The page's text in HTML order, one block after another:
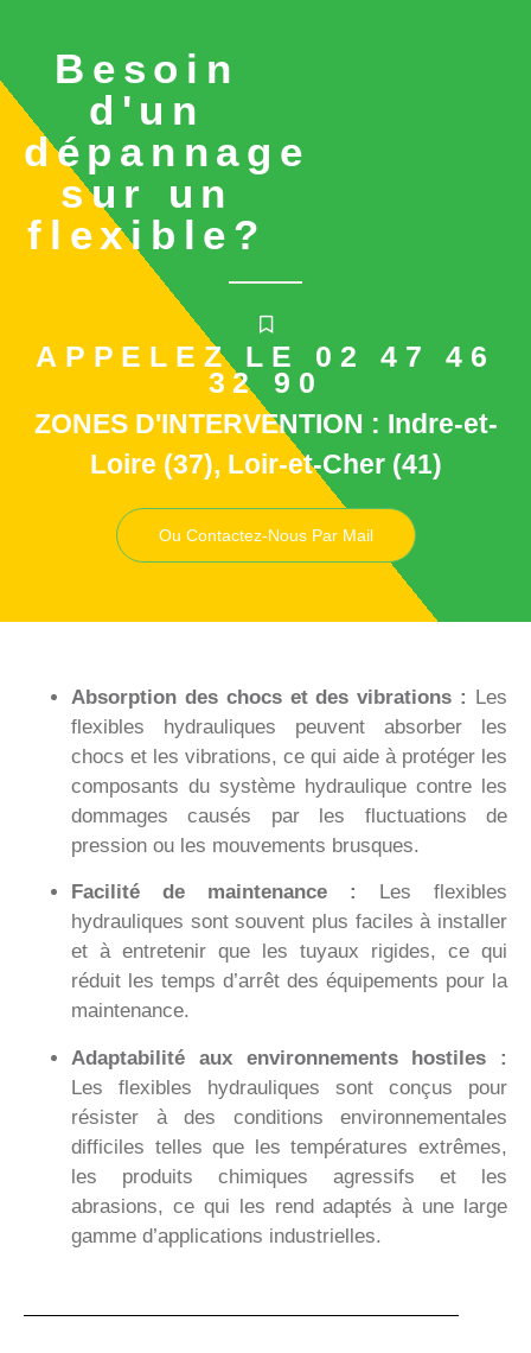
Besoin
d'un
dépannage
sur un
flexible?
APPELEZ LE 02 47 46
32 90
ZONES D'INTERVENTION : Indre-et-
Loire (37), Loir-et-Cher (41)
Ou Contactez-Nous Par Mail
Absorption des chocs et des vibrations : Les
flexibles hydrauliques peuvent absorber les
chocs et les vibrations, ce qui aide à protéger les
composants du système hydraulique contre les
dommages causés par les fluctuations de
pression ou les mouvements brusques.
Facilité de maintenance :
Les flexibles
hydrauliques sont souvent plus faciles à installer
et à entretenir que les tuyaux rigides, ce qui
réduit les temps d’arrêt des équipements pour la
maintenance.
Adaptabilité aux environnements hostiles :
Les flexibles hydrauliques sont conçus pour
résister à des conditions environnementales
difficiles telles que les températures extrêmes,
les produits chimiques agressifs et les
abrasions, ce qui les rend adaptés à une large
gamme d’applications industrielles.